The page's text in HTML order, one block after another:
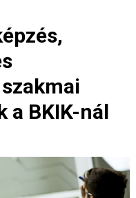
a BKIK-nál